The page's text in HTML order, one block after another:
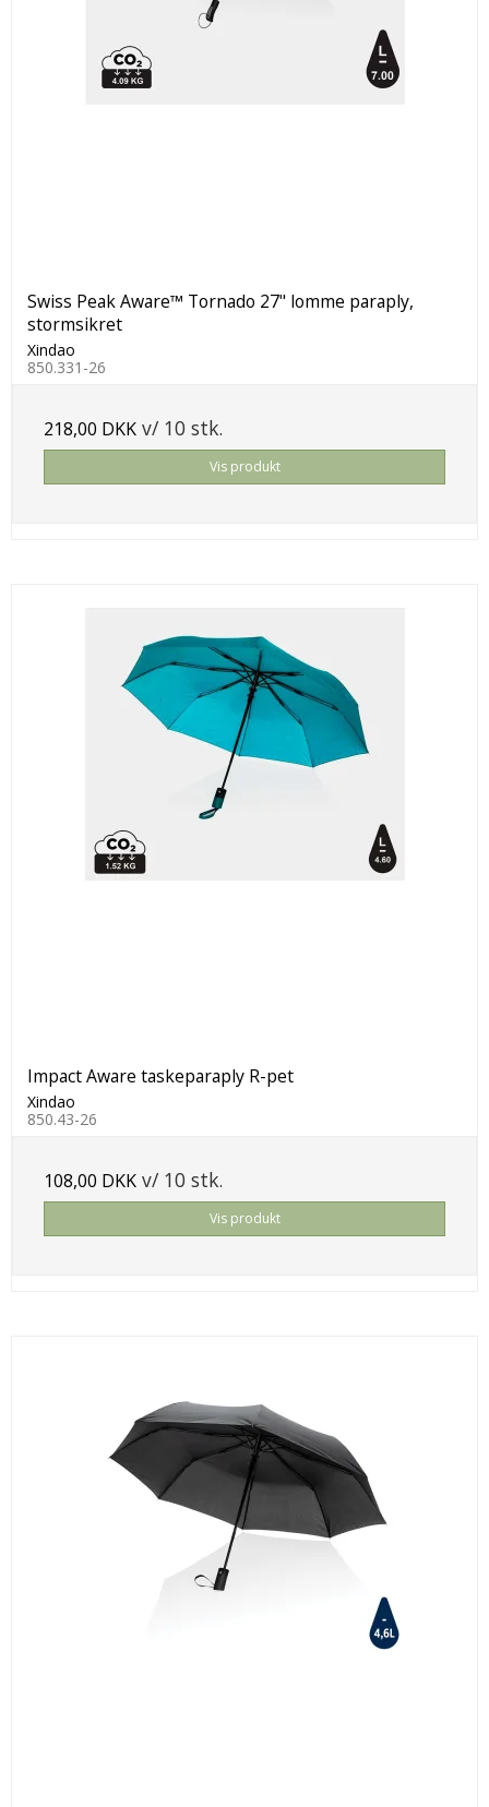
Swiss Peak Aware™ Tornado 27" lomme paraply,
stormsikret
Xindao
850.331-26
218,00 DKK v/ 10 stk.
Vis produkt
Impact Aware taskeparaply R-pet
Xindao
850.43-26
108,00 DKK v/ 10 stk.
Vis produkt